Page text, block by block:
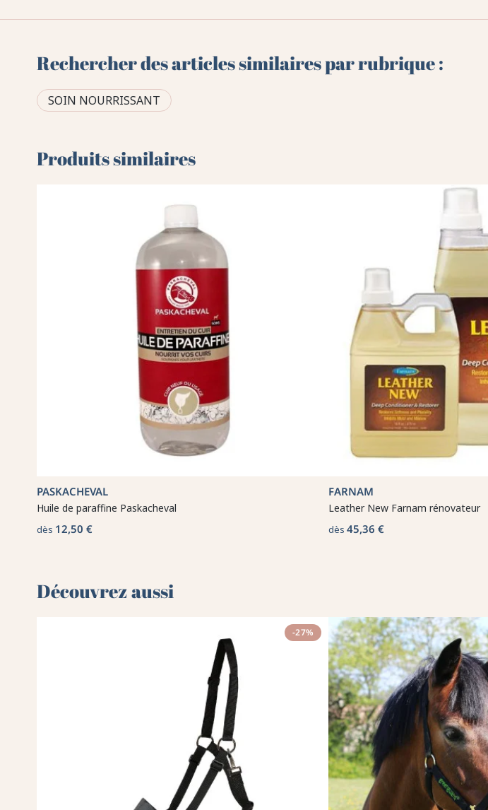
Rechercher des articles similaires par rubrique :
SOIN NOURRISSANT
Produits similaires
PASKACHEVAL
Huile de paraffine Paskacheval
dès 12,50 €
FARNAM
Leather New Farnam rénovateur
dès45,36 €
Découvrez aussi 🌻
-27%